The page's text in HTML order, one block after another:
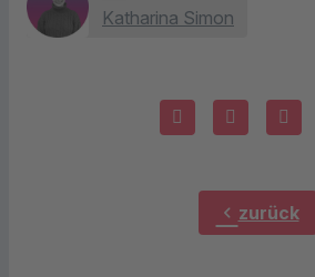
Katharina Simon
chevron_left zurück